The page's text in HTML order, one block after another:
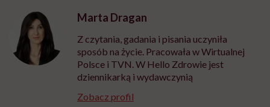
Marta Dragan
Z czytania, gadania i pisania uczyniła
sposób na życie. Pracowała w Wirtualnej
Polsce i TVN. W Hello Zdrowie jest
dziennikarką i wydawczynią
Zobacz profil